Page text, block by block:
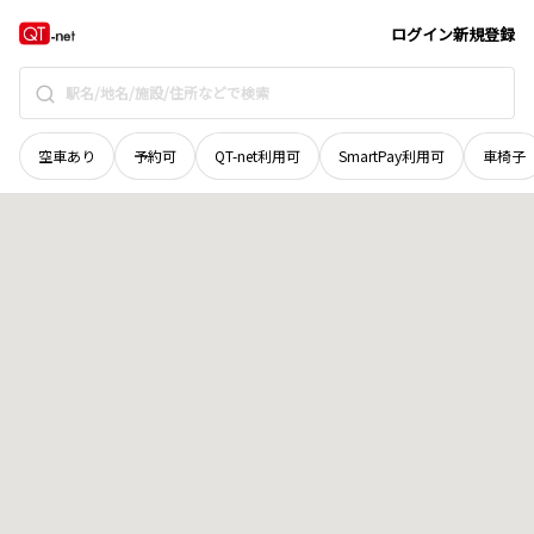
ログイン新規登録
空車あり 予約可 QT-net利用可 SmartPay利用可 車椅子
石川県